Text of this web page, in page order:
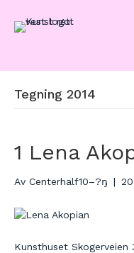
Tegning 2014
1 Lena
Av Centerhalf10–?ŋ |
Kunsthuset Skogerveien